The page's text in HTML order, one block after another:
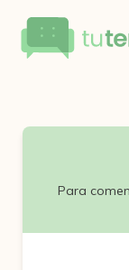
Para